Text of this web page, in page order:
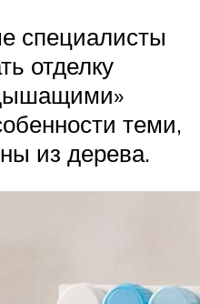
специалисты
отделку
теми,
из дерева.